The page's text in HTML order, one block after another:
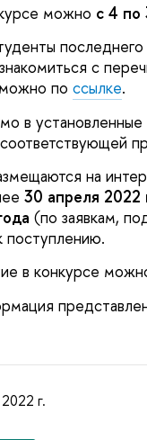
можно с 4 по
с
по ссылке.
в
на
30 апреля 2022
(по заявкам,
поступлению.
в конкурсе
г.